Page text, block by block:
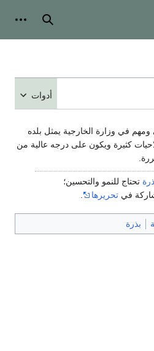
بحث
أدوات
في وزارة الخارجية يمثل بلده
كثيرة ويكون على درجه عالية من
تحتاج للنمو والتحسين؛
في تحريرها
بذرة